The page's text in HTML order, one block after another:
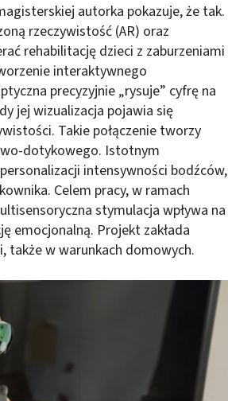
autorka pokazuje, że tak.
rzeczywistość (AR) oraz
rehabilitację dzieci z zaburzeniami
interaktywnego
precyzyjnie „rysuje” cyfrę na
jej wizualizacja pojawia się
Takie połączenie tworzy
dotykowego. Istotnym
intensywności bodźców,
Celem pracy, w ramach
stymulacja wpływa na
emocjonalną. Projekt zakłada
także w warunkach domowych.